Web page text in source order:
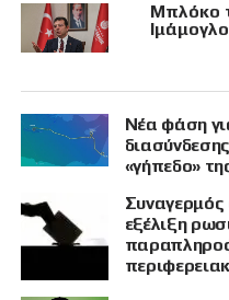
Μπλόκο
Νέα φάση
«γήπεδο»
Συναγερμός
εξέλιξη